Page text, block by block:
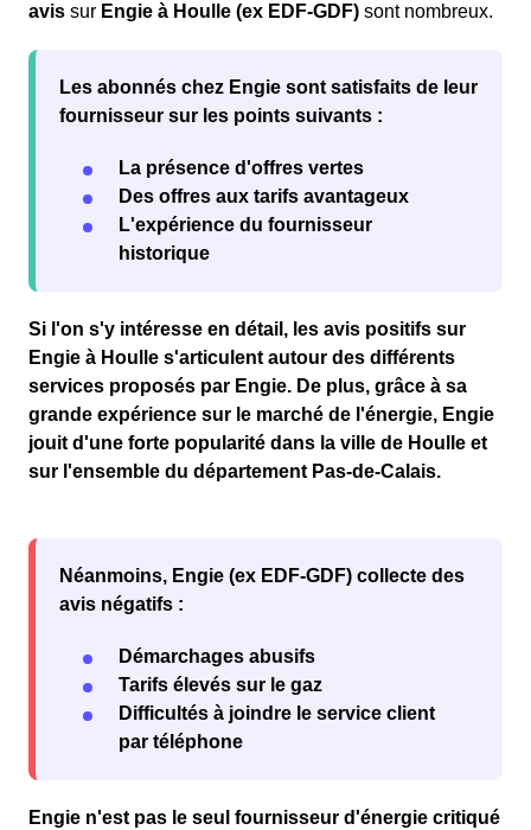
avis sur Engie à Houlle (ex EDF-GDF) sont nombreux.
Les abonnés chez Engie sont satisfaits de leur
fournisseur sur les points suivants :
La présence d'offres vertes
Des offres aux tarifs avantageux
L'expérience du fournisseur
historique
Si l'on s'y intéresse en détail, les avis positifs sur
Engie à Houlle s'articulent autour des différents
services proposés par Engie. De plus, grâce à sa
grande expérience sur le marché de l'énergie, Engie
jouit d'une forte popularité dans la ville de Houlle et
sur l'ensemble du département Pas-de-Calais.
Néanmoins, Engie (ex EDF-GDF) collecte des
avis négatifs :
Démarchages abusifs
Tarifs élevés sur le gaz
Difficultés à joindre le service client
par téléphone
Engie n'est pas le seul fournisseur d'énergie critiqué